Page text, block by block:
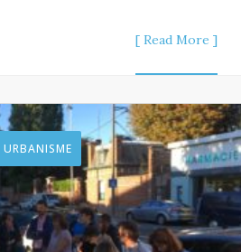
[ Read More ]
URBANISME